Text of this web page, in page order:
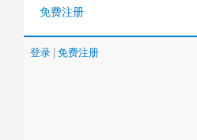
免费注册
登录 免费注册